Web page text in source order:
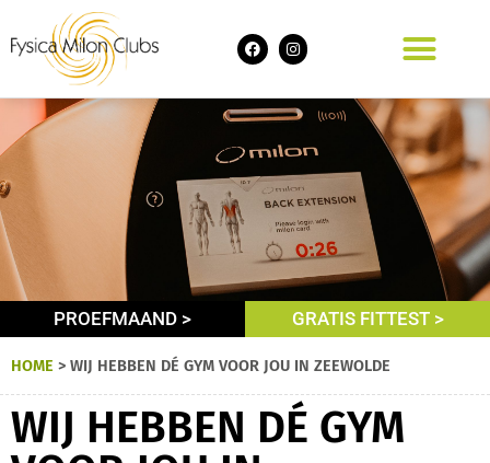
PROEFMAAND > GRATIS FITTEST >
HOME > WIJ HEBBEN DÉ GYM VOOR JOU IN ZEEWOLDE
WIJ HEBBEN DÉ GYM